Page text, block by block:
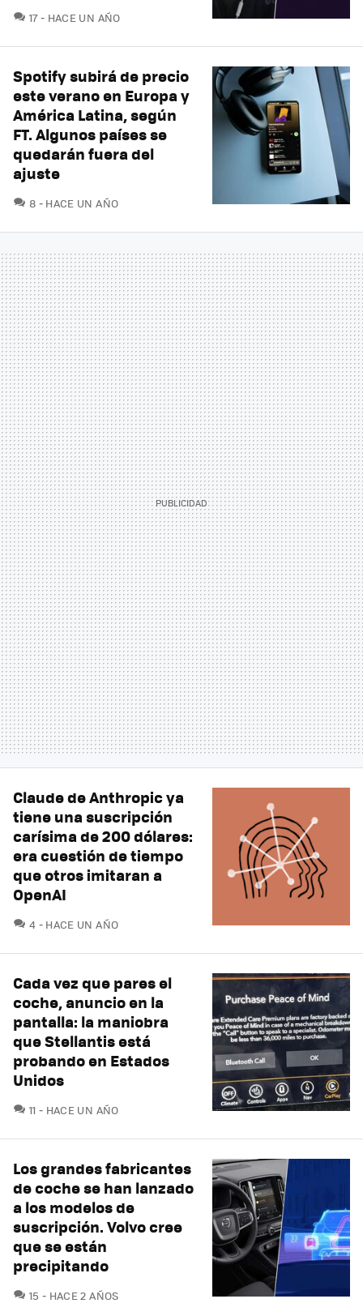
17COMENTARIOS
HACE UN AÑO
Spotify subirá de precio
este verano en Europa y
América Latina, según
FT. Algunos países se
quedarán fuera del
ajuste
8 COMENTARIOS
HACE UN AÑO
Claude de Anthropic ya
tiene una suscripción
carísima de 200 dólares:
era cuestión de tiempo
que otros imitaran a
OpenAI
4 COMENTARIOS
HACE UN AÑO
Cada vez que pares el
coche, anuncio en la
pantalla: la maniobra
que Stellantis está
probando en Estados
Unidos
11 COMENTARIOS
HACE UN AÑO
Los grandes fabricantes
de coche se han lanzado
a los modelos de
suscripción. Volvo cree
que se están
precipitando
15 COMENTARIOS
HACE 2 AÑOS